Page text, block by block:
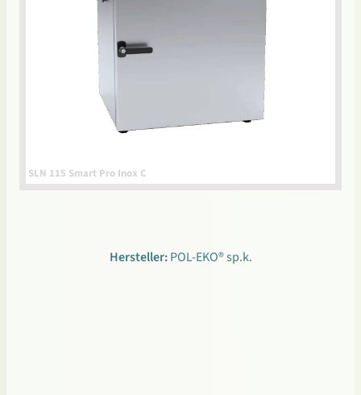
SLN 115 Smart Pro Inox C
Hersteller: POL-EKO® sp.k.